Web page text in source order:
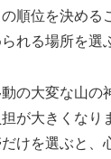
順位を決める
れる場所を選
の大変な山の
が大きくなり
けを選ぶと、